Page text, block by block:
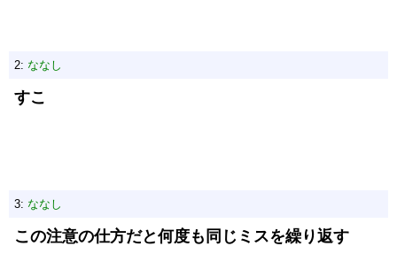
2: ななし
すこ
3: ななし
この注意の仕方だと何度も同じミスを繰り返す